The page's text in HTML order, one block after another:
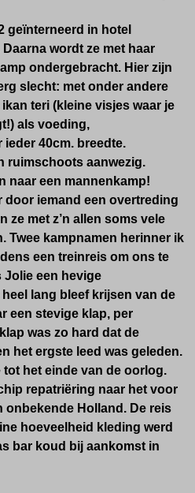
geïnterneerd in hotel
wordt ze met haar
ondergebracht. Hier zijn
slecht: met onder andere
teri (kleine visjes waar je
als voeding,
40cm. breedte.
ruimschoots aanwezig.
naar een mannenkamp!
door iemand een overtreding
ze met z’n allen soms vele
Twee kampnamen herinner ik
een treinreis om ons te
Jolie een hevige
lang bleef krijsen van de
een stevige klap, per
was zo hard dat de
het ergste leed was geleden.
het einde van de oorlog.
repatriëring naar het voor
onbekende Holland. De reis
hoeveelheid kleding werd
bar koud bij aankomst in